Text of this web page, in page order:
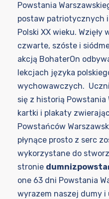
Powstania
postaw patriotycznych
Polski XX wieku. Wzięły
czwarte, szóste i
akcją BohaterOn
lekcjach języka
wychowawczych.
się z historią Powstania
kartki i plakaty
Powstańców
płynące prosto z serc
wykorzystane do
stronie
one 63 dni Powstania
wyrazem naszej dumy i